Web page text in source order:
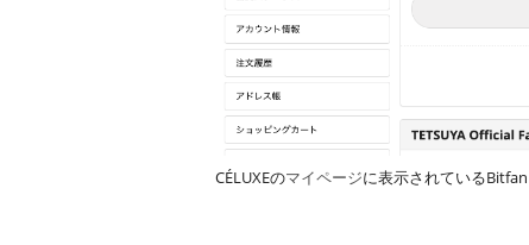
CÉLUXEのマイページに表示されている